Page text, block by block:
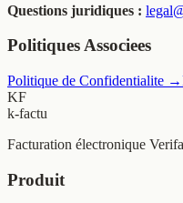
Questions juridiques :
Politiques Associees
Politique de Confidentialite →
KF
k-factu
Facturation électronique
Produit